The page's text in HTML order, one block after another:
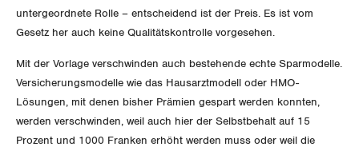
Luzern
Nidwalden
Obwalden
untergeordnete Rolle – entscheidend ist der Preis. Es ist vom
Gesetz her auch keine Qualitätskontrolle vorgesehen.
Mit der Vorlage verschwinden auch bestehende echte Sparmodelle.
Versicherungsmodelle wie das Hausarztmodell oder HMO-
Lösungen, mit denen bisher Prämien gespart werden konnten,
werden verschwinden, weil auch hier der Selbstbehalt auf 15
Prozent und 1000 Franken erhöht werden muss oder weil die